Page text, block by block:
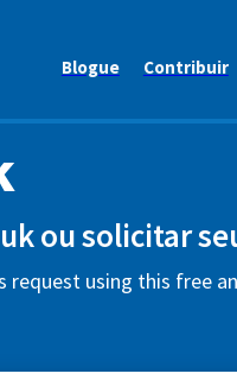
Blogue Contribuir
ou solicitar
request using this free